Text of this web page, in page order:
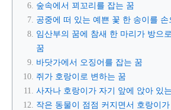
숲속에서 꾀꼬리를 잡는 꿈
공중에 떠 있는 예쁜 꽃 한 송이를 손
임산부의 꿈에 참새 한 마리가 방으
꿈
바닷가에서 오징어를 잡는 꿈
쥐가 호랑이로 변하는 꿈
사자나 호랑이가 자기 앞에 앉아 있
작은 동물이 점점 커지면서 호랑이